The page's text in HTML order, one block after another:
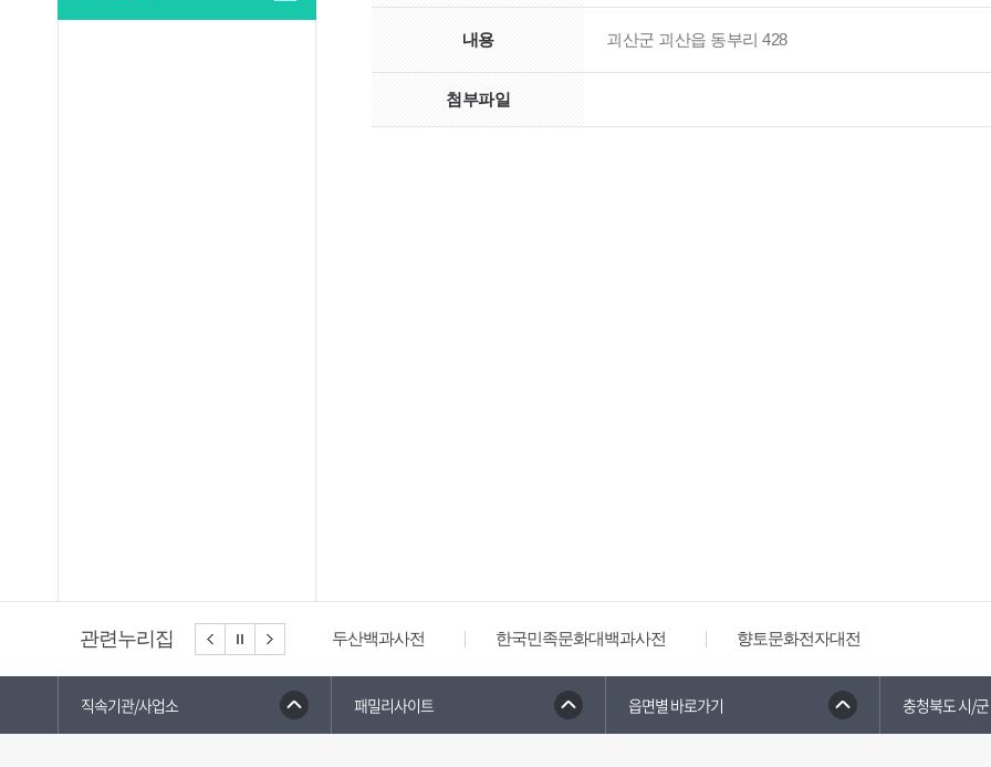
내용 괴산군 괴산읍 동부리 428
첨부파일
관련누리집 두산백과사전 한국민족문화대백과사전 향토문화전자대전
직속기관/사업소 패밀리사이트 읍면별 바로가기 충청북도 시/군